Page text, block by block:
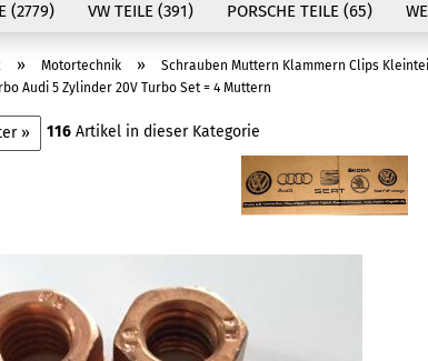
Konto
Passwort
(2779) VW TEILE (391) PORSCHE TEILE (65)
» Motortechnik » Schrauben Muttern Klammern Clips
Audi 5 Zylinder 20V Turbo Set = 4 Muttern
» 116 Artikel in dieser Kategorie